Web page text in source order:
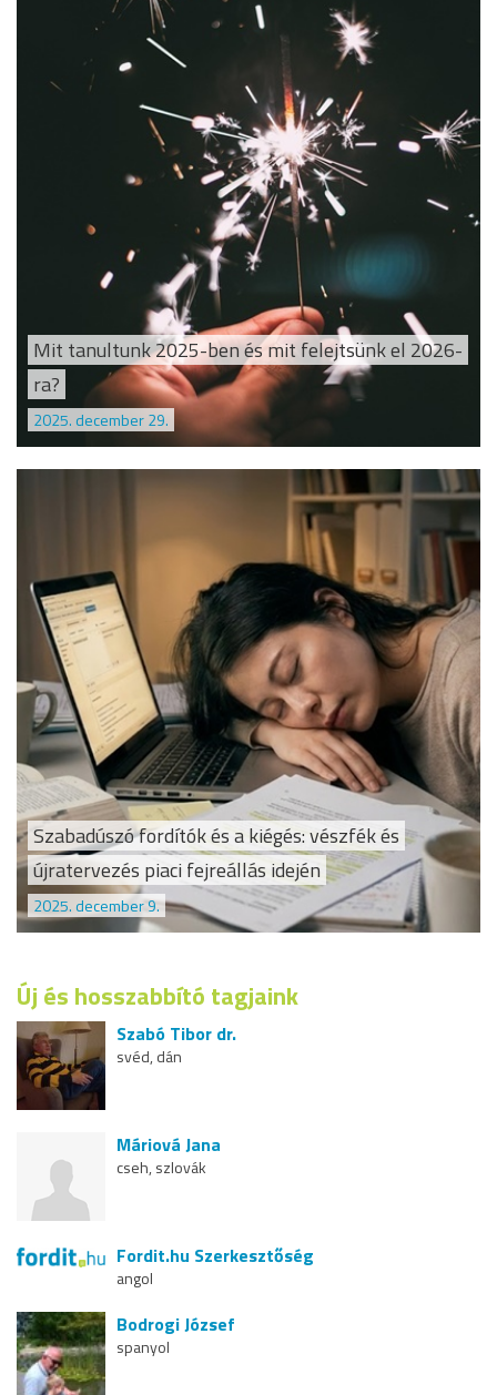
Mit tanultunk 2025-ben és mit felejtsünk el 2026-
ra?
2025. december 29.
Szabadúszó fordítók és a kiégés: vészfék és
újratervezés piaci fejreállás idején
2025. december 9.
Új és hosszabbító tagjaink
Szabó Tibor dr.
svéd, dán
Máriová Jana
cseh, szlovák
Fordit.hu Szerkesztőség
angol
Bodrogi József
spanyol